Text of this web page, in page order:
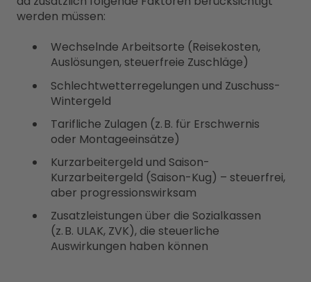
werden müssen:
Wechselnde Arbeitsorte (Reisekosten,
Auslösungen, steuerfreie Zuschläge)
Schlechtwetterregelungen und Zuschuss-
Wintergeld
Tarifliche Zulagen (z. B. für Erschwernis
oder Montageeinsätze)
Kurzarbeitergeld und Saison-
Kurzarbeitergeld (Saison-Kug) – steuerfrei,
aber progressionswirksam
Zusatzleistungen über die Sozialkassen
(z. B. ULAK, ZVK), die steuerliche
Auswirkungen haben können